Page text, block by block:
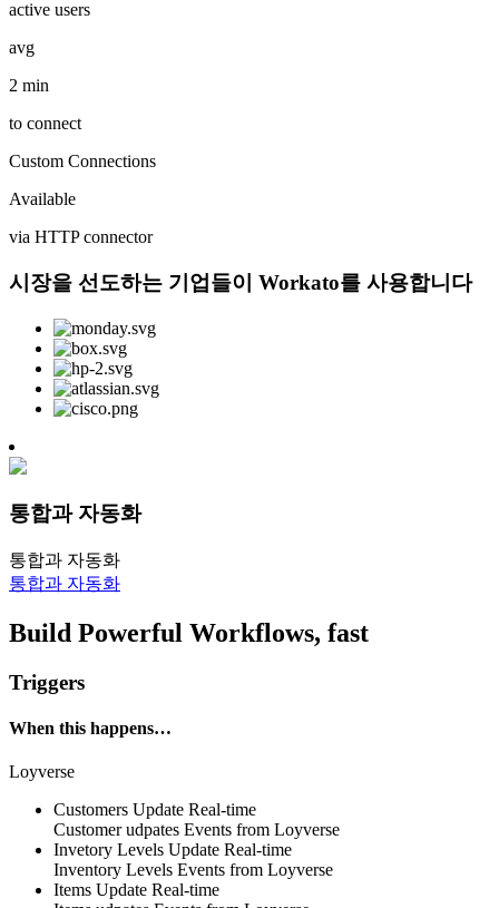
active users
avg
2 min
to connect
Custom Connections
Available
via HTTP connector
시장을 선도하는 기업들이 Workato를 사용합니다
통합과 자동화
통합과 자동화
통합과 자동화
Build Powerful Workflows, fast
Triggers
When this happens…
Loyverse
Customers Update Real-time
Customerudpates Events from Loyverse
Invetory Levels Update Real-time
Inventory Levels Events from Loyverse
Items Update Real-time